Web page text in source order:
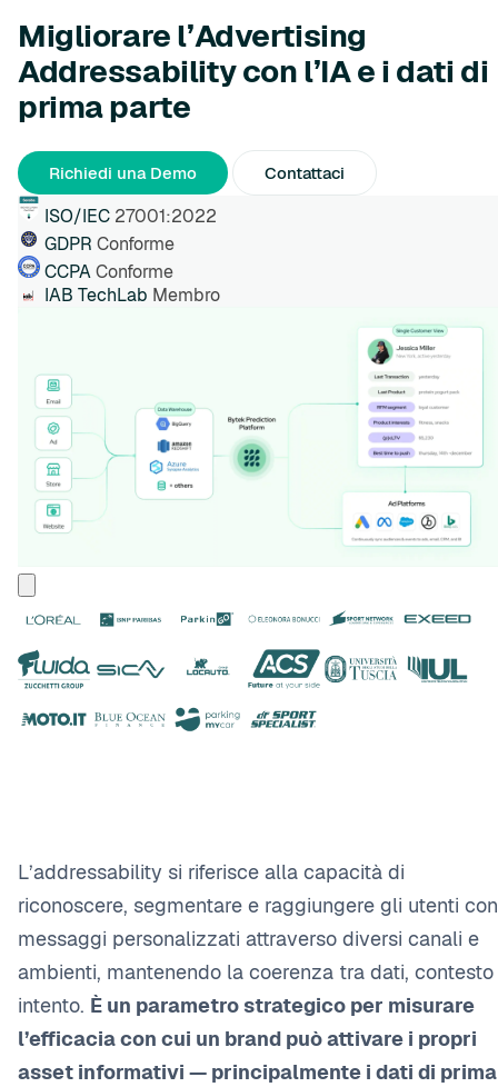
Migliorare l’Advertising
Addressability con l’IA e i dati di
prima parte
Richiedi una Demo Contattaci
ISO/IEC 27001:2022
GDPR Conforme
CCPAConforme
IAB TechLab Membro
L’addressability si riferisce alla capacità di
riconoscere, segmentare e raggiungere gli utenti con
messaggi personalizzati attraverso diversi canali e
ambienti, mantenendo la coerenza tra dati, contesto
intento. È un parametro strategico per misurare
l’efficacia con cui un brand può attivare i propri
asset informativi — principalmente i dati di prima